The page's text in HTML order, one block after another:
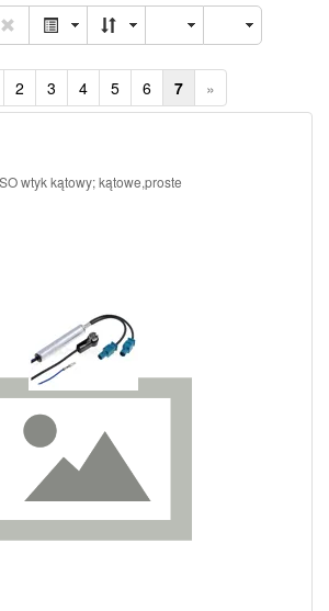
2 3 4 5 6 7 »
wtyk kątowy; kątowe,proste